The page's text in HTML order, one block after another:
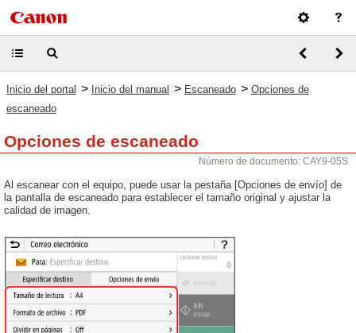
Inicio del portal > Inicio del manual > Escaneado > Opciones de
escaneado
Opciones de escaneado
Número de documento: CAY9-05S
Al escanear con el equipo, puede usar la pestaña [Opciones de envío] de
la pantalla de escaneado para establecer el tamaño original y ajustar la
calidad de imagen.